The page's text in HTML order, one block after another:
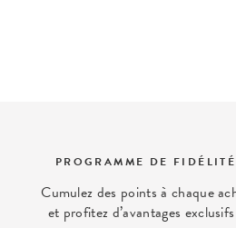
PROGRAMME DE FIDÉLITÉ
Cumulez des points à chaque
et profitez d’avantages